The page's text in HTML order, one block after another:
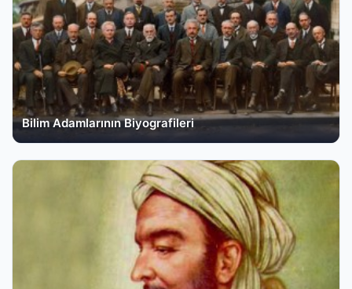
Bilim Adamlarının Biyografileri